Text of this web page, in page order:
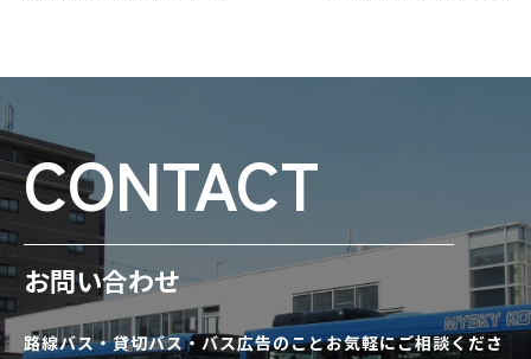
CONTACT
お問い合わせ
路線バス・貸切バス・バス広告のことお気軽にご相談くださ